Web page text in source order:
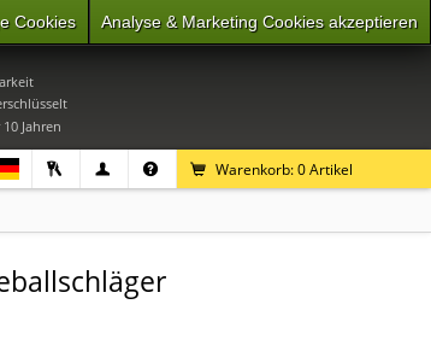
Warenkorb:0Artikel
Fr 9-15 Uhr
Jahren
Analyse & Marketing Cookies akzeptieren
Cookies